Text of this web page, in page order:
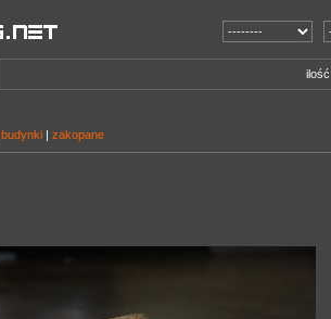
budynki | zakopane